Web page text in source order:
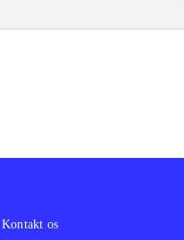
Kontakt os